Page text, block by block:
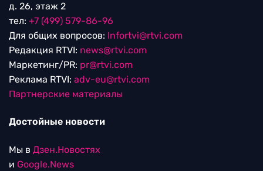
д. 26, этаж 2
тел: +7 (499) 579-86-96
Для общих вопросов: Infortvi@rtvi.com
Редакция RTVI: news@rtvi.com
Маркетинг/PR: pr@rtvi.com
Реклама RTVI: adv-eu@rtvi.com
Партнерские материалы
Достойные новости
Мы в Дзен.Новостях
и Google.News